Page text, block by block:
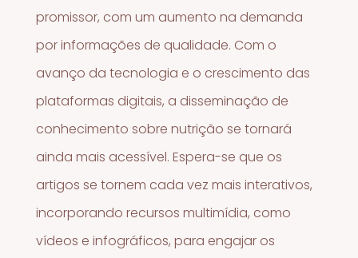
promissor, com um aumento na demanda
por informações de qualidade. Com o
avanço da tecnologia e o crescimento das
plataformas digitais, a disseminação de
conhecimento sobre nutrição se tornará
ainda mais acessível. Espera-se que os
artigos se tornem cada vez mais interativos,
incorporando recursos multimídia, como
vídeos e infográficos, para engajar os